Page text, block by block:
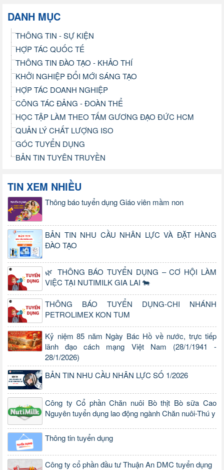
DANH MỤC
THÔNG TIN - SỰ KIỆN
HỢP TÁC QUỐC TẾ
THÔNG TIN ĐÀO TẠO - KHẢO THÍ
KHỞI NGHIỆP ĐỔI MỚI SÁNG TẠO
HỢP TÁC DOANH NGHIỆP
CÔNG TÁC ĐẢNG - ĐOÀN THỂ
HỌC TẬP LÀM THEO TẤM GƯƠNG ĐẠO ĐỨC HCM
QUẢN LÝ CHẤT LƯỢNG ISO
GÓC TUYỂN DỤNG
BẢN TIN TUYÊN TRUYỀN
TIN XEM NHIỀU
Thông báo tuyển dụng Giáo viên mầm non
BẢN TIN NHU CẦU NHÂN LỰC VÀ ĐẶT HÀNG
ĐÀO TẠO
🌿 THÔNG BÁO TUYỂN DỤNG – CƠ HỘI LÀM
VIỆC TẠI NUTIMILK GIA LAI 🐄
THÔNG BÁO TUYỂN DỤNG-CHI NHÁNH
PETROLIMEX KON TUM
Kỷ niệm 85 năm Ngày Bác Hồ về nước, trực tiếp
lãnh đạo cách mạng Việt Nam (28/1/1941 -
28/1/2026)
BẢN TIN NHU CẦU NHÂN LỰC SỐ 1/2026
Công ty Cổ phần Chăn nuôi Bò thịt Bò sữa Cao
Nguyên tuyển dụng lao động ngành Chăn nuôi-Thú y
Thông tin tuyển dụng
Công ty cổ phần đầu tư Thuận An DMC tuyển dụng